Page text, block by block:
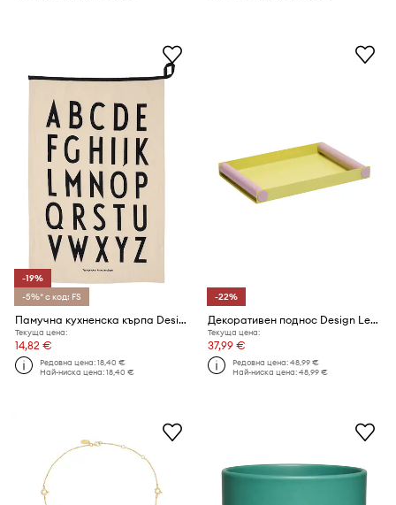
-19%
-5%* с код: FS
Памучна кухненска кърпа Design Letters Premium Classic
Текуща цена:
14,82 €
Редовна цена:18,40 €
Най-ниска цена:18,40 €
-22%
Декоративен поднос Design Letters Ray
Текуща цена:
37,99 €
Редовна цена:48,99 €
Най-ниска цена:48,99 €